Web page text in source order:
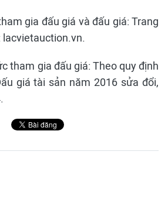
gia đấu giá và đấu giá: Trang
tham gia đấu giá: Theo quy định
giá tài sản năm 2016 sửa đổi,